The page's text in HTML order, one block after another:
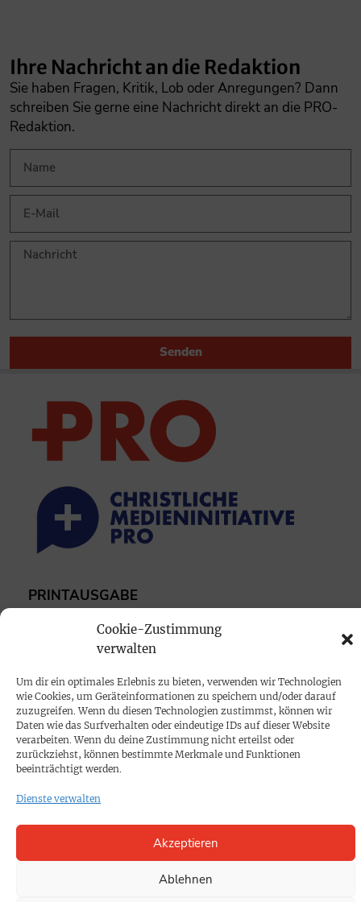
Cookie-Zustimmung
verwalten
Um dir ein optimales Erlebnis zu bieten, verwenden wir Technologien
wie Cookies, um Geräteinformationen zu speichern und/oder darauf
zuzugreifen. Wenn du diesen Technologien zustimmst, können wir
Daten wie das Surfverhalten oder eindeutige IDs auf dieser Website
verarbeiten. Wenn du deine Zustimmung nicht erteilst oder
zurückziehst, können bestimmte Merkmale und Funktionen
beeinträchtigt werden.
Dienste verwalten
Akzeptieren
Ablehnen
Ihre Nachricht an die Redaktion
Sie haben Fragen, Kritik, Lob oder Anregungen? Dann
schreiben Sie gerne eine Nachricht direkt an die PRO-
Redaktion.
Senden
PRINTAUSGABE
Mediadaten
Impressum
SPENDEN
Datenschutz